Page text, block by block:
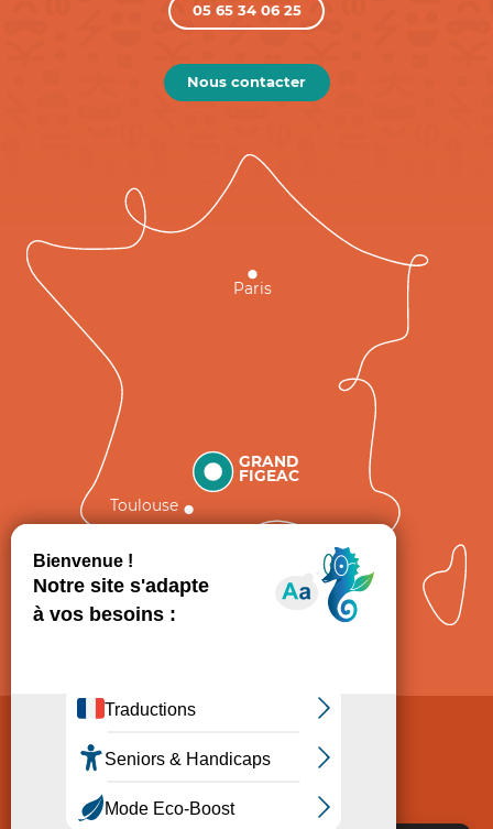
05 65 34 06 25
Nous contacter
GRAND
FIGEAC
Toulouse
Paris
Politique de Protection des données
Consentement
Accessibilité : non conforme